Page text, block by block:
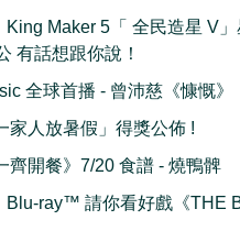
King Maker 5「 全民造星 V
有話想跟你說！
全球首播 - 曾沛慈《慷慨》
家人放暑假」得獎公佈 !
齊開餐》7/20 食譜 - 燒鴨髀
Blu-ray™ 請你看好戲《THE